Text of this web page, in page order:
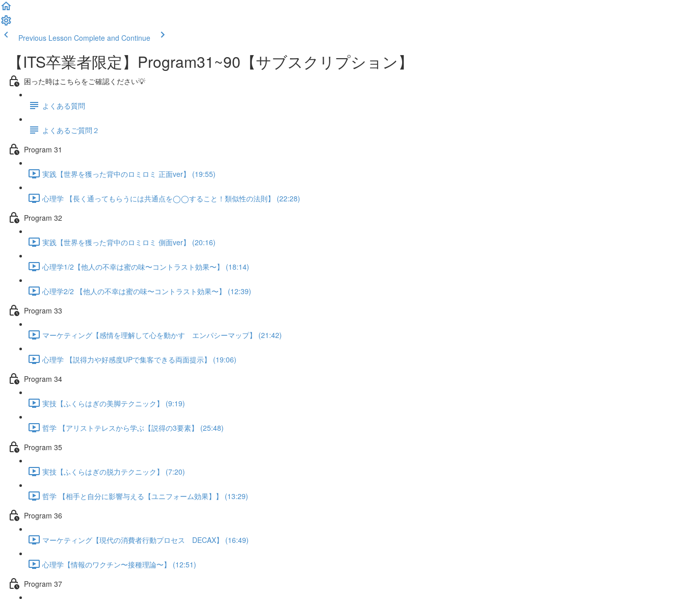
Previous Lesson Complete and Continue
【ITS卒業者限定】Program31~90【サブスクリプション】
困った時はこちらをご確認ください💡
よくある質問
よくあるご質問２
Program 31
実践【世界を獲った背中のロミロミ 正面ver】 (19:55)
心理学 【長く通ってもらうには共通点を◯◯すること！類似性の法則】 (22:28)
Program 32
実践【世界を獲った背中のロミロミ 側面ver】 (20:16)
心理学1/2【他人の不幸は蜜の味〜コントラスト効果〜】 (18:14)
心理学2/2 【他人の不幸は蜜の味〜コントラスト効果〜】 (12:39)
Program 33
マーケティング【感情を理解して心を動かす エンパシーマップ】 (21:42)
心理学 【説得力や好感度UPで集客できる両面提示】 (19:06)
Program 34
実技【ふくらはぎの美脚テクニック】 (9:19)
哲学 【アリストテレスから学ぶ【説得の3要素】 (25:48)
Program 35
実技【ふくらはぎの脱力テクニック】 (7:20)
哲学 【相手と自分に影響与える【ユニフォーム効果】】 (13:29)
Program 36
マーケティング【現代の消費者行動プロセス DECAX】 (16:49)
心理学【情報のワクチン〜接種理論〜】 (12:51)
Program 37